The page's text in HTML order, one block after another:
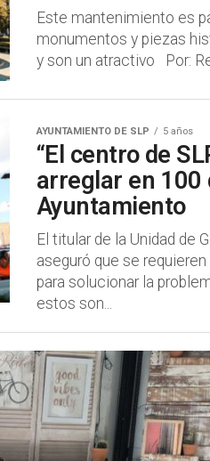
Este mantenimiento es
monumentos y piezas
y son un atractivo Por:
AYUNTAMIENTO DE SLP 5 años
“El centro de
arreglar en 100
Ayuntamiento
El titular de la Unidad de
aseguró que se
para solucionar la
estos son...